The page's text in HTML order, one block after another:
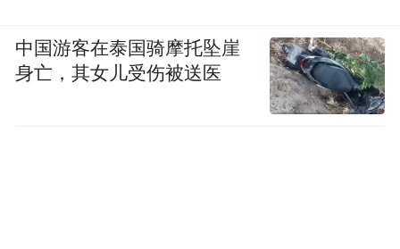
中国游客在泰国骑摩托坠崖
身亡，其女儿受伤被送医